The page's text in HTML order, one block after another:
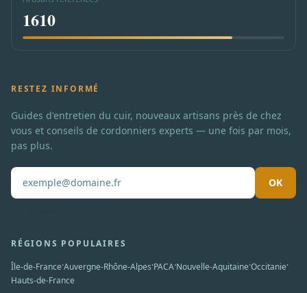
1610
RESTEZ INFORMÉ
Guides d'entretien du cuir, nouveaux artisans près de chez
vous et conseils de cordonniers experts — une fois par mois,
pas plus.
OK
RÉGIONS POPULAIRES
Île-de-France·Auvergne-Rhône-Alpes·PACA·Nouvelle-Aquitaine·Occitanie·
Hauts-de-France